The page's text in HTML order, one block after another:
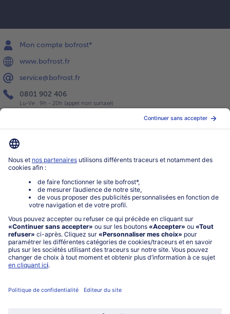
Mon compte bofrost*
www.bofrost.fr
service@bofrost.fr
0801 902 406
Lu-Ve : 9h - 20h (appel non surtaxé)
Service
À propos de bofrost*